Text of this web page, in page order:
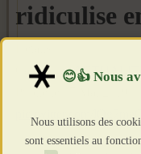
ridiculise
Catégorie :ACTUALITE
Publié le : 7 Mai 2019
Nous utilisons des
sont essentiels au